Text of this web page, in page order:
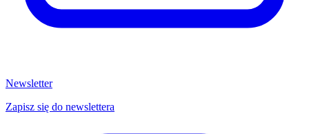
Newsletter
Zapisz się do newslettera